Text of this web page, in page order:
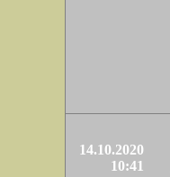
14.10.2020
10:41